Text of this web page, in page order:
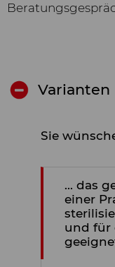
Varianten
Sie
... das
einer
und für